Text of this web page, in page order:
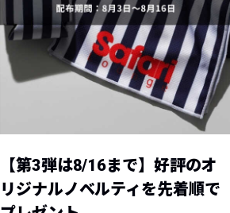
【第3弾は8/16まで】好評のオ
リジナルノベルティを先着順で